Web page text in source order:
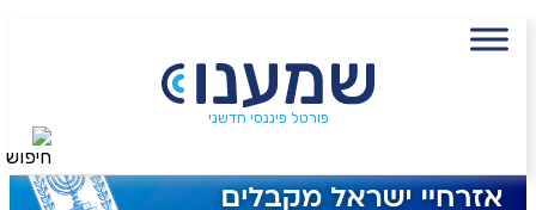
פורטל פיננסי חדשני
שם מלא
פעולה נדרשת
חיפוש